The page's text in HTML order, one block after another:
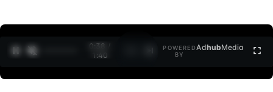
0:38 /
1:40
POWERED
BY
AdhubMedia